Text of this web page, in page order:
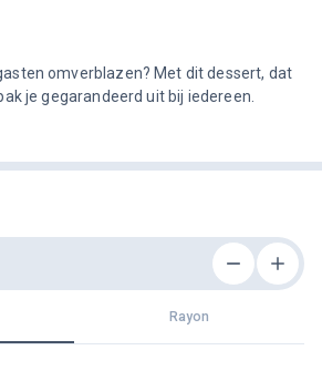
omverblazen? Met dit dessert, dat
je gegarandeerd uit bij iedereen.
Rayon